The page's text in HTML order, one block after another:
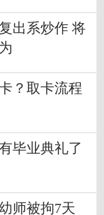
出系炒作 将
？取卡流程
毕业典礼了
师被拘7天